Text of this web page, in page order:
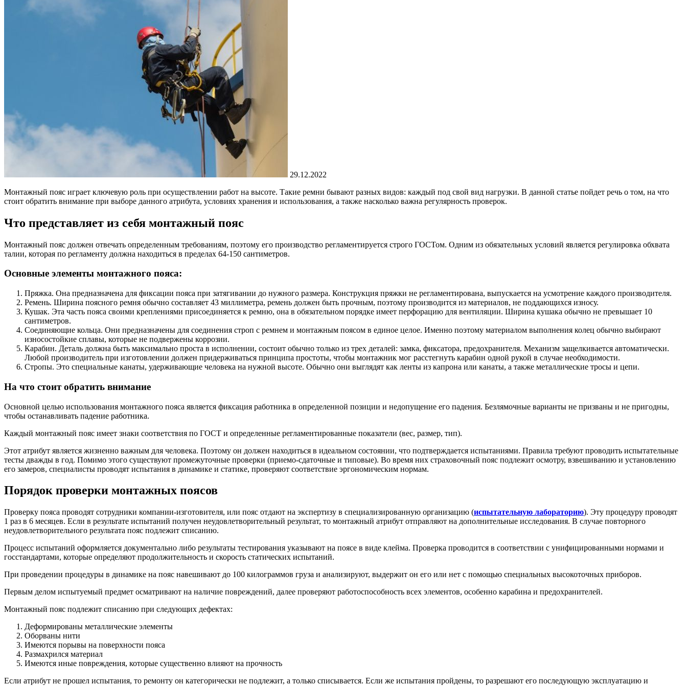
29.12.2022
Монтажный пояс играет ключевую роль при осуществлении работ на высоте. Такие ремни бывают разных видов: каждый под свой вид нагрузки. В данной статье пойдет речь о том, на что
стоит обратить внимание при выборе данного атрибута, условиях хранения и использования, а также насколько важна регулярность проверок.
Что представляет из себя монтажный пояс
Монтажный пояс должен отвечать определенным требованиям, поэтому его производство регламентируется строго ГОСТом. Одним из обязательных условий является регулировка обхвата
талии, которая по регламенту должна находиться в пределах 64-150 сантиметров.
Основные элементы монтажного пояса:
Пряжка. Она предназначена для фиксации пояса при затягивании до нужного размера. Конструкция пряжки не регламентирована, выпускается на усмотрение каждого производителя.
Ремень. Ширина поясного ремня обычно составляет 43 миллиметра, ремень должен быть прочным, поэтому производится из материалов, не поддающихся износу.
Кушак. Эта часть пояса своими креплениями присоединяется к ремню, она в обязательном порядке имеет перфорацию для вентиляции. Ширина кушака обычно не превышает 10
сантиметров.
Соединяющие кольца. Они предназначены для соединения строп с ремнем и монтажным поясом в единое целое. Именно поэтому материалом выполнения колец обычно выбирают
износостойкие сплавы, которые не подвержены коррозии.
Карабин. Деталь должна быть максимально проста в исполнении, состоит обычно только из трех деталей: замка, фиксатора, предохранителя. Механизм защелкивается автоматически.
Любой производитель при изготовлении должен придерживаться принципа простоты, чтобы монтажник мог расстегнуть карабин одной рукой в случае необходимости.
Стропы. Это специальные канаты, удерживающие человека на нужной высоте. Обычно они выглядят как ленты из капрона или канаты, а также металлические тросы и цепи.
На что стоит обратить внимание
Основной целью использования монтажного пояса является фиксация работника в определенной позиции и недопущение его падения. Безлямочные варианты не призваны и не пригодны,
чтобы останавливать падение работника.
Каждый монтажный пояс имеет знаки соответствия по ГОСТ и определенные регламентированные показатели (вес, размер, тип).
Этот атрибут является жизненно важным для человека. Поэтому он должен находиться в идеальном состоянии, что подтверждается испытаниями. Правила требуют проводить испытательные
тесты дважды в год. Помимо этого существуют промежуточные проверки (приемо-сдаточные и типовые). Во время них страховочный пояс подлежит осмотру, взвешиванию и установлению
его замеров, специалисты проводят испытания в динамике и статике, проверяют соответствие эргономическим нормам.
Порядок проверки монтажных поясов
Проверку пояса проводят сотрудники компании-изготовителя, или пояс отдают на экспертизу в специализированную организацию (испытательную лабораторию). Эту процедуру проводят
1 раз в 6 месяцев. Если в результате испытаний получен неудовлетворительный результат, то монтажный атрибут отправляют на дополнительные исследования. В случае повторного
неудовлетворительного результата пояс подлежит списанию.
Процесс испытаний оформляется документально либо результаты тестирования указывают на поясе в виде клейма. Проверка проводится в соответствии с унифицированными нормами и
госстандартами, которые определяют продолжительность и скорость статических испытаний.
При проведении процедуры в динамике на пояс навешивают до 100 килограммов груза и анализируют, выдержит он его или нет с помощью специальных высокоточных приборов.
Первым делом испытуемый предмет осматривают на наличие повреждений, далее проверяют работоспособность всех элементов, особенно карабина и предохранителей.
Монтажный пояс подлежит списанию при следующих дефектах:
Деформированы металлические элементы
Оборваны нити
Имеются порывы на поверхности пояса
Размахрился материал
Имеются иные повреждения, которые существенно влияют на прочность
Если атрибут не прошел испытания, то ремонту он категорически не подлежит, а только списывается. Если же испытания пройдены, то разрешают его последующую эксплуатацию и